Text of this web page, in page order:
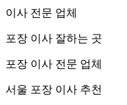
이사 전문 업체
포장 이사 잘하는 곳
포장 이사 전문 업체
서울 포장 이사 추천